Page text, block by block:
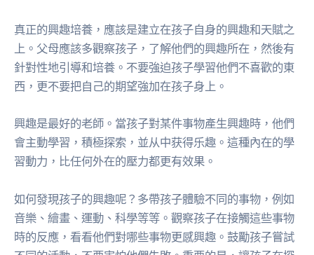
真正的興趣培養，應該是建立在孩子自身的興趣和天賦之
上。父母應該多觀察孩子，了解他們的興趣所在，然後有
針對性地引導和培養。不要強迫孩子學習他們不喜歡的東
西，更不要把自己的期望強加在孩子身上。
興趣是最好的老師。當孩子對某件事物產生興趣時，他們
會主動學習，積極探索，並从中获得乐趣。這種內在的學
習動力，比任何外在的壓力都更有效果。
如何發現孩子的興趣呢？多帶孩子體驗不同的事物，例如
音樂、繪畫、運動、科學等等。觀察孩子在接觸這些事物
時的反應，看看他們對哪些事物更感興趣。鼓勵孩子嘗試